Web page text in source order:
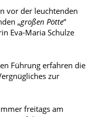
vor der leuchtenden
„großen Pötte“
Eva-Maria Schulze
Führung erfahren die
zur
freitags am